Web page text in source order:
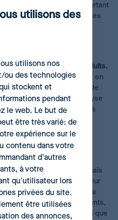
compilées, il est important
commerciale rassemble des
au logiciel de tarification
par catégorie de produits.
de votre catalogue en
de produitspermettant de
afin de faciliter l’analyse
Cela vous aidera à tirer des
système de mesures
génériques qui se
en place des actions plus
de vos prix.
Optimisez vos prix, mais
marges bénéficiaires
et leur
de tarification. Cela
d’effectuer des changements,
de leur présentation, ainsi que
utilisons des
utilisons nos
ou des technologies
stockent et
pendant
le web. Le but de
être très varié: de
expérience sur le
contenu dans votre
d'autres
à votre
qu'utilisateur lors
privées du site.
être utilisées
des annonces,